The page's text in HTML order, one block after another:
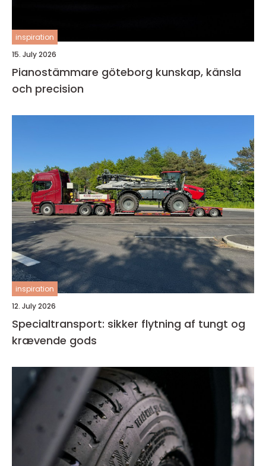
inspiration
15. July 2026
Pianostämmare göteborg kunskap, känsla
och precision
inspiration
12. July 2026
Specialtransport: sikker flytning af tungt og
krævende gods